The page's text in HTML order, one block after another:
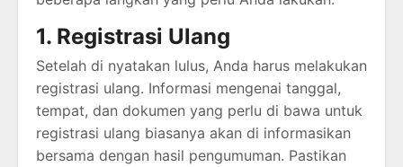
1. Registrasi Ulang
Setelah di nyatakan lulus, Anda harus melakukan
registrasi ulang. Informasi mengenai tanggal,
tempat, dan dokumen yang perlu di bawa untuk
registrasi ulang biasanya akan di informasikan
bersama dengan hasil pengumuman. Pastikan